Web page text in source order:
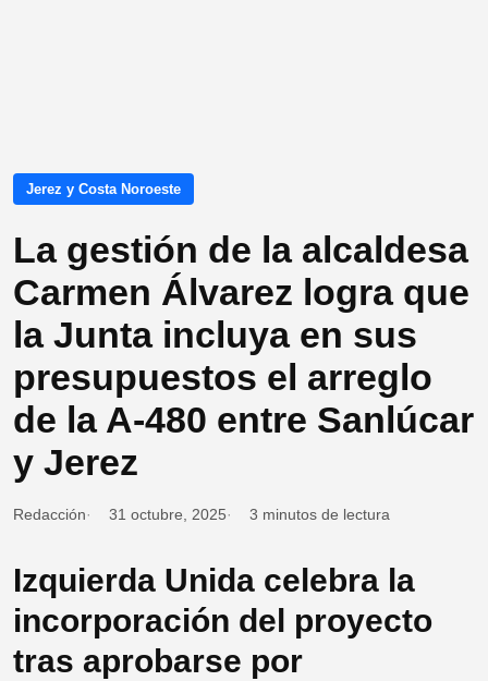
Jerez y Costa Noroeste
La gestión de la alcaldesa
Carmen Álvarez logra que
la Junta incluya en sus
presupuestos el arreglo
de la A-480 entre Sanlúcar
y Jerez
Redacción 31 octubre, 2025 3 minutos de lectura
Izquierda Unida celebra la
incorporación del proyecto
tras aprobarse por